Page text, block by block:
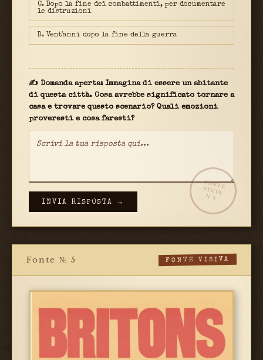
C. Dopo la fine dei combattimenti, per documentare
le distruzioni
D. Vent'anni dopo la fine della guerra
✍ Domanda aperta: Immagina di essere un abitante
di questa città. Cosa avrebbe significato tornare a
casa e trovare questo scenario? Quali emozioni
proveresti e cosa faresti?
INVIA RISPOSTA →
FONTE
VISIVA
N°4
Fonte № 5 FONTE VISIVA